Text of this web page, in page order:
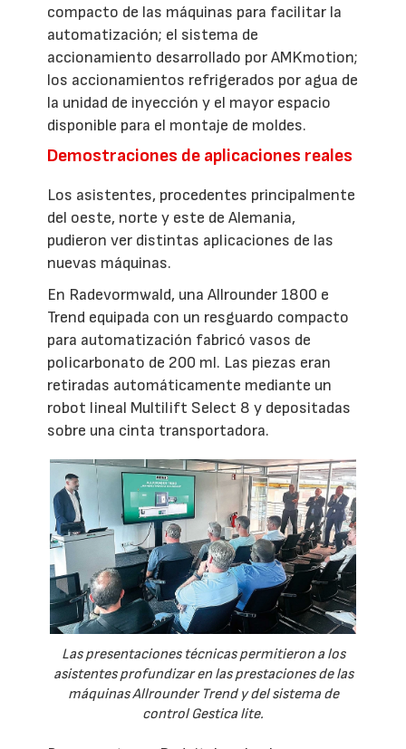
compacto de las máquinas para facilitar la
automatización; el sistema de
accionamiento desarrollado por AMKmotion;
los accionamientos refrigerados por agua de
la unidad de inyección y el mayor espacio
disponible para el montaje de moldes.
Demostraciones de aplicaciones reales
Los asistentes, procedentes principalmente
del oeste, norte y este de Alemania,
pudieron ver distintas aplicaciones de las
nuevas máquinas.
En Radevormwald, una Allrounder 1800 e
Trend equipada con un resguardo compacto
para automatización fabricó vasos de
policarbonato de 200 ml. Las piezas eran
retiradas automáticamente mediante un
robot lineal Multilift Select 8 y depositadas
sobre una cinta transportadora.
Las presentaciones técnicas permitieron a los
asistentes profundizar en las prestaciones de las
máquinas Allrounder Trend y del sistema de
control Gestica lite.